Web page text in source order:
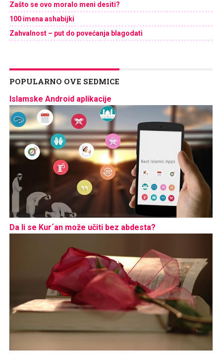
Zašto se ovo moralo meni desiti?
100 imena ashabijki
Zahvalnost – put do povećanja blagodati
POPULARNO OVE SEDMICE
Islamske Android aplikacije
Da li se Kur´an može učiti bez abdesta?